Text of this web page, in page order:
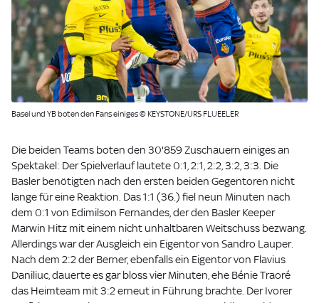
Basel und YB boten den Fans einiges © KEYSTONE/URS FLUEELER
Die beiden Teams boten den 30'859 Zuschauern einiges an
Spektakel: Der Spielverlauf lautete 0:1, 2:1, 2:2, 3:2, 3:3. Die
Basler benötigten nach den ersten beiden Gegentoren nicht
lange für eine Reaktion. Das 1:1 (36.) fiel neun Minuten nach
dem 0:1 von Edimilson Fernandes, der den Basler Keeper
Marwin Hitz mit einem nicht unhaltbaren Weitschuss bezwang.
Allerdings war der Ausgleich ein Eigentor von Sandro Lauper.
Nach dem 2:2 der Berner, ebenfalls ein Eigentor von Flavius
Daniliuc, dauerte es gar bloss vier Minuten, ehe Bénie Traoré
das Heimteam mit 3:2 erneut in Führung brachte. Der Ivorer